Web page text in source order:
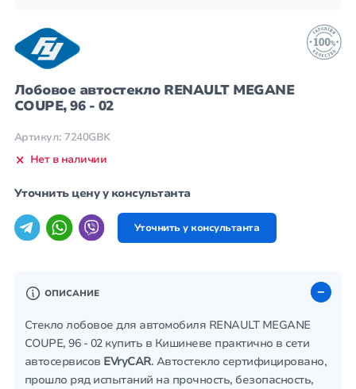
Лобовое автостекло RENAULT MEGANE
COUPE, 96 - 02
Артикул: 7240GBK
Нет в наличии
Уточнить цену у консультанта
Уточнить у консультанта
ОПИСАНИЕ
Стекло лобовое для автомобиля RENAULT MEGANE
COUPE, 96 - 02 купить в Кишиневе практично в сети
автосервисов EVryCAR. Автостекло сертифицировано,
прошло ряд испытаний на прочность, безопасность,